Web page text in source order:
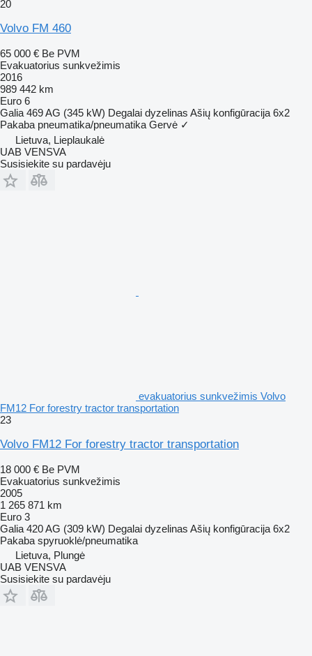
20
Volvo FM 460
65 000 € Be PVM
Evakuatorius sunkvežimis
2016
989 442 km
Euro 6
Galia 469 AG (345 kW) Degalai dyzelinas Ašių konfigūracija 6x2
Pakaba pneumatika/pneumatika Gervė ✓
Lietuva, Lieplaukalė
UAB VENSVA
Susisiekite su pardavėju
evakuatorius sunkvežimis Volvo
FM12 For forestry tractor transportation
23
Volvo FM12 For forestry tractor transportation
18 000 € Be PVM
Evakuatorius sunkvežimis
2005
1 265 871 km
Euro 3
Galia 420 AG (309 kW) Degalai dyzelinas Ašių konfigūracija 6x2
Pakaba spyruoklė/pneumatika
Lietuva, Plungė
UAB VENSVA
Susisiekite su pardavėju